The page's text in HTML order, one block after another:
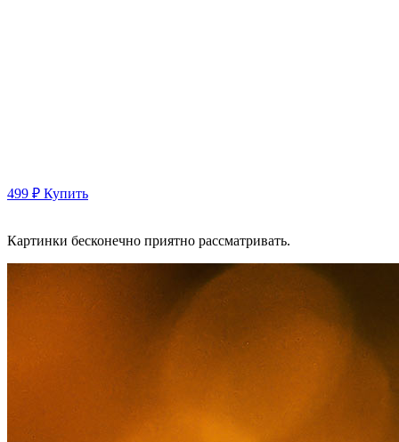
499 ₽ Купить
Картинки бесконечно приятно рассматривать.